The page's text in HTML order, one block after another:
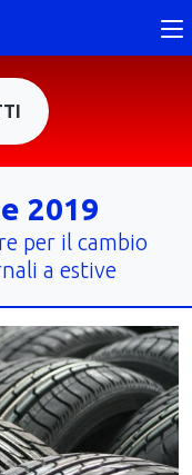
2019
per il cambio
a estive